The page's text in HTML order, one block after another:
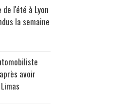
l'été à Lyon
la semaine
avoir